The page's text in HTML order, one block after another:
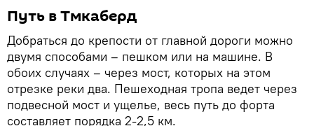
Путь в Тмкаберд
Добраться до крепости от главной дороги можно
двумя способами – пешком или на машине. В
обоих случаях – через мост, которых на этом
отрезке реки два. Пешеходная тропа ведет через
подвесной мост и ущелье, весь путь до форта
составляет порядка 2-2,5 км.